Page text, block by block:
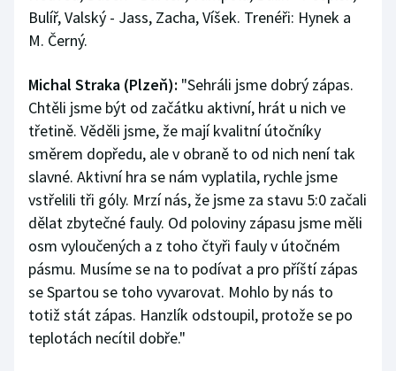
Bulíř, Valský - Jass, Zacha, Víšek. Trenéři: Hynek a
M. Černý.
Michal Straka (Plzeň): "Sehráli jsme dobrý zápas.
Chtěli jsme být od začátku aktivní, hrát u nich ve
třetině. Věděli jsme, že mají kvalitní útočníky
směrem dopředu, ale v obraně to od nich není tak
slavné. Aktivní hra se nám vyplatila, rychle jsme
vstřelili tři góly. Mrzí nás, že jsme za stavu 5:0 začali
dělat zbytečné fauly. Od poloviny zápasu jsme měli
osm vyloučených a z toho čtyři fauly v útočném
pásmu. Musíme se na to podívat a pro příští zápas
se Spartou se toho vyvarovat. Mohlo by nás to
totiž stát zápas. Hanzlík odstoupil, protože se po
teplotách necítil dobře."